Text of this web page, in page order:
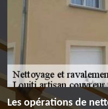
Les opérations de